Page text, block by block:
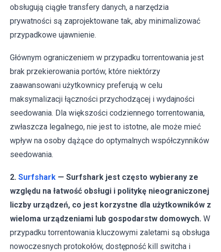
obsługują ciągłe transfery danych, a narzędzia
prywatności są zaprojektowane tak, aby minimalizować
przypadkowe ujawnienie.
Głównym ograniczeniem w przypadku torrentowania jest
brak przekierowania portów, które niektórzy
zaawansowani użytkownicy preferują w celu
maksymalizacji łączności przychodzącej i wydajności
seedowania. Dla większości codziennego torrentowania,
zwłaszcza legalnego, nie jest to istotne, ale może mieć
wpływ na osoby dążące do optymalnych współczynników
seedowania.
2. Surfshark — Surfshark jest często wybierany ze
względu na łatwość obsługi i politykę nieograniczonej
liczby urządzeń, co jest korzystne dla użytkowników z
wieloma urządzeniami lub gospodarstw domowych. W
przypadku torrentowania kluczowymi zaletami są obsługa
nowoczesnych protokołów, dostępność kill switcha i